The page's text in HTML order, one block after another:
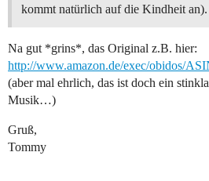
kommt natürlich auf die Kindheit an).
Na gut *grins*, das Original z.B. hier:
http://www.amazon.de/exec/obidos/
(aber mal ehrlich, das ist doch ein
Musik…)
Gruß,
Tommy